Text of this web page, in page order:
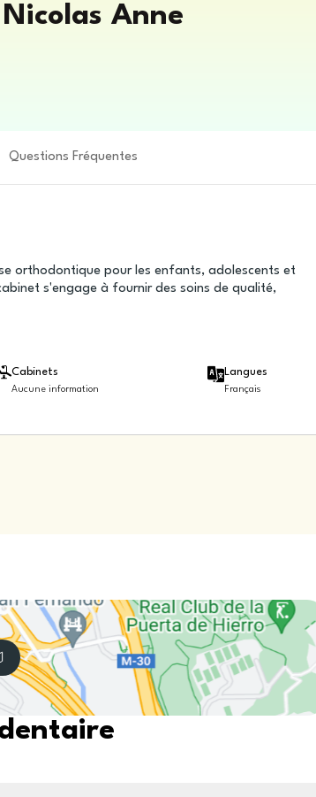
Nicolas Anne
Questions Fréquentes
orthodontique pour les enfants, adolescents et
s'engage à fournir des soins de qualité,
Cabinets
Aucune information
Langues
Français